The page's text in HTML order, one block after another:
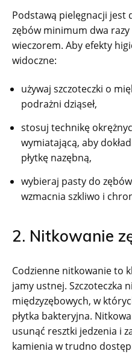
Podstawą pielęgnacji jest
zębów minimum dwa
wieczorem. Aby efekty
widoczne:
używaj szczoteczki o
podrażni dziąseł,
stosuj technikę
wymiatającą, aby
płytkę nazębną,
wybieraj pasty do
wzmacnia szkliwo i
2. Nitkowanie
Codzienne nitkowanie to
jamy ustnej. Szczoteczka
międzyzębowych, w
płytka bakteryjna.
usunąć resztki jedzenia i
kamienia w trudno